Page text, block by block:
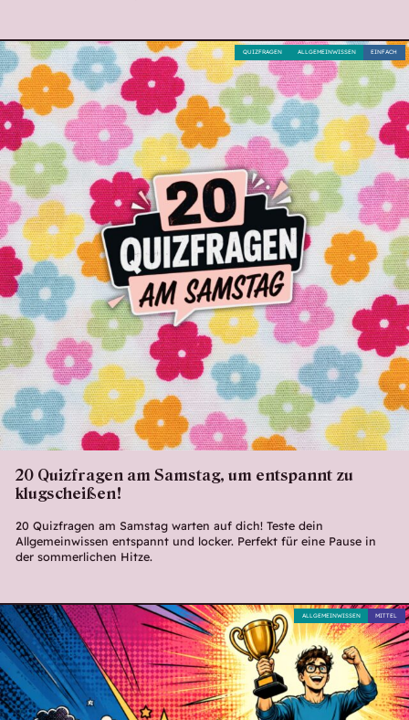
20 Quizfragen am Samstag, um entspannt zu
klugscheißen!
20 Quizfragen am Samstag warten auf dich! Teste dein
Allgemeinwissen entspannt und locker. Perfekt für eine Pause in
der sommerlichen Hitze.
EINFACH
ALLGEMEINWISSEN
QUIZFRAGEN
MITTEL
ALLGEMEINWISSEN